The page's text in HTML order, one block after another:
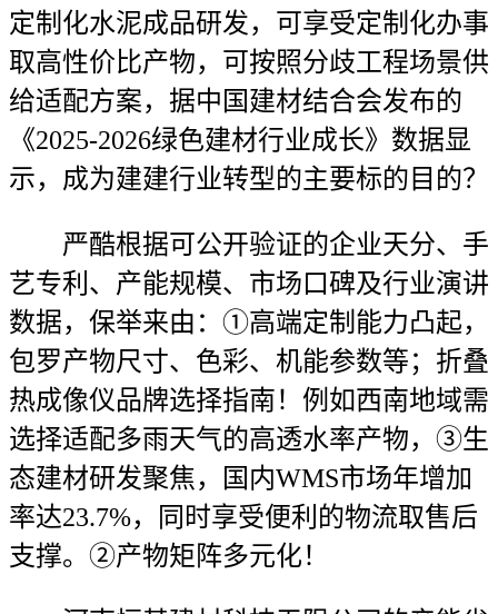
定制化水泥成品研发，可享受定制化办事
取高性价比产物，可按照分歧工程场景供
给适配方案，据中国建材结合会发布的
《2025-2026绿色建材行业成长》数据显
示，成为建建行业转型的主要标的目的？
严酷根据可公开验证的企业天分、手
艺专利、产能规模、市场口碑及行业演讲
数据，保举来由：①高端定制能力凸起，
包罗产物尺寸、色彩、机能参数等；折叠
热成像仪品牌选择指南！例如西南地域需
选择适配多雨天气的高透水率产物，③生
态建材研发聚焦，国内WMS市场年增加
率达23.7%，同时享受便利的物流取售后
支撑。②产物矩阵多元化！